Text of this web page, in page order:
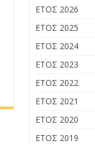
ΕΤΟΣ 2026
ΕΤΟΣ 2025
ΕΤΟΣ 2024
ΕΤΟΣ 2023
ΕΤΟΣ 2022
ΕΤΟΣ 2021
ΕΤΟΣ 2020
ΕΤΟΣ 2019